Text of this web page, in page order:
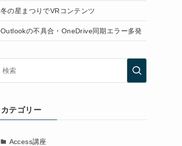
冬の星まつりでVRコンテンツ
Outlookの不具合・OneDrive同期エラー多発
カテゴリー
Access講座